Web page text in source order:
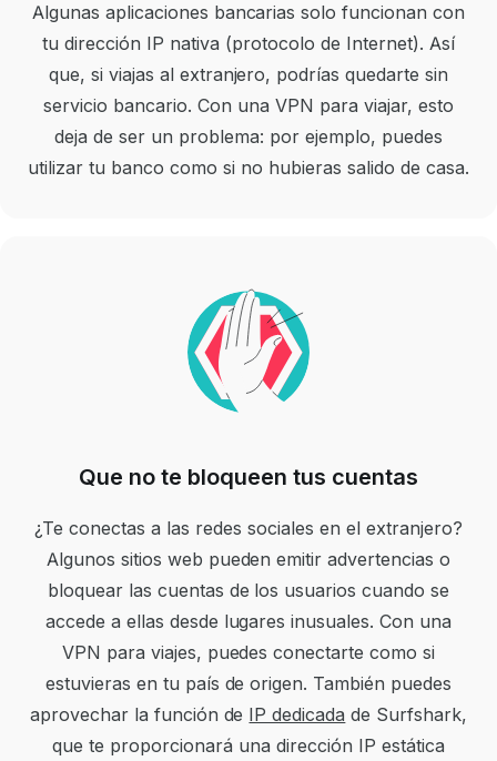
Algunas aplicaciones bancarias solo funcionan con
tu dirección IP nativa (protocolo de Internet). Así
que, si viajas al extranjero, podrías quedarte sin
servicio bancario. Con una VPN para viajar, esto
deja de ser un problema: por ejemplo, puedes
utilizar tu banco como si no hubieras salido de casa.
Que no te bloqueen tus cuentas
¿Te conectas a las redes sociales en el extranjero?
Algunos sitios web pueden emitir advertencias o
bloquear las cuentas de los usuarios cuando se
accede a ellas desde lugares inusuales. Con una
VPN para viajes, puedes conectarte como si
estuvieras en tu país de origen. También puedes
aprovechar la función de IP dedicada de Surfshark,
que te proporcionará una dirección IP estática